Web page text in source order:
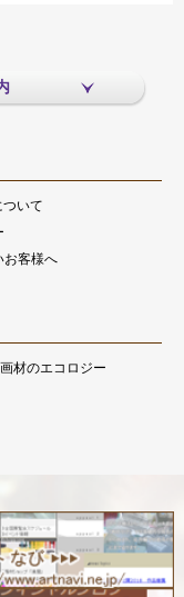
いて
お客様へ
画材のエコロジー